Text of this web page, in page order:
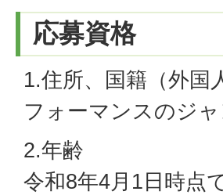
応募資格
1.住所、国籍（外国
フォーマンスのジ
2.年齢
令和8年4月1日時点